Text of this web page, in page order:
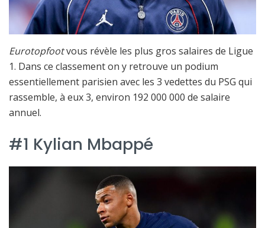
Eurotopfootvous révèle les plus gros salaires de Ligue
1. Dans ce classement on y retrouve un podium
essentiellement parisien avec les 3 vedettes du PSG qui
rassemble, à eux 3, environ 192 000 000 de salaire
annuel.
#1 Kylian Mbappé